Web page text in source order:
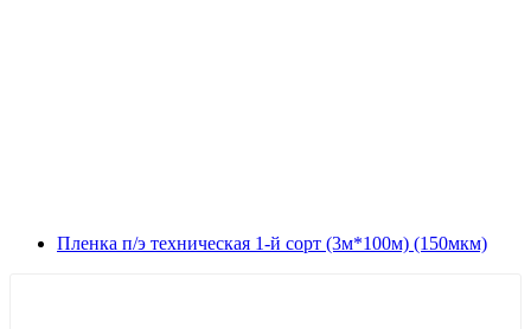
Пленка п/э техническая 1-й сорт (3м*100м) (150мкм)